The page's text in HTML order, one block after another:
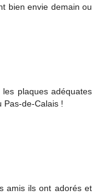
bien envie demain ou
plaques adéquates
Pas-de-Calais !
amis ils ont adorés et